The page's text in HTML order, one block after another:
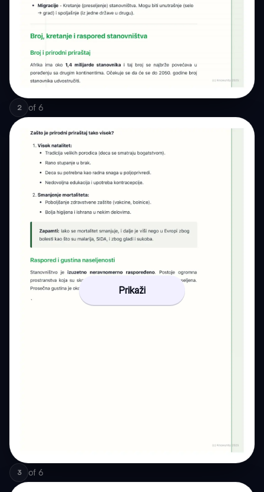
2 of 6
Prikaži
3 of 6